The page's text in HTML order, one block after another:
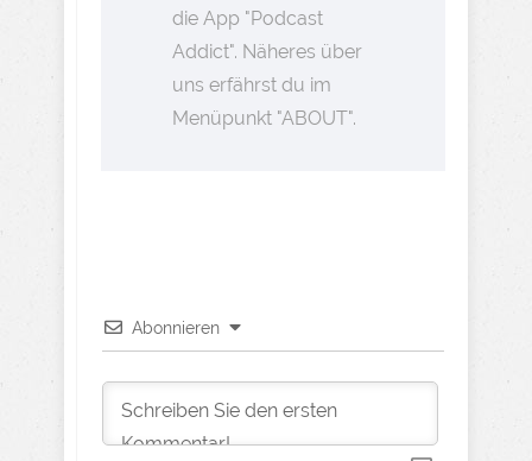
die App "Podcast
Addict". Näheres über
uns erfährst du im
Menüpunkt "ABOUT".
Abonnieren